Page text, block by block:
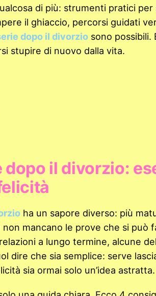
di più: strumenti pratici
il ghiaccio, percorsi guidati
dopo il divorzio sono possibili.
stupire di nuovo dalla vita.
dopo il divorzio:
ha un sapore diverso: più
mancano le prove che si può
a lungo termine, alcune
dire che sia semplice: serve
sia ormai solo un’idea astratta.